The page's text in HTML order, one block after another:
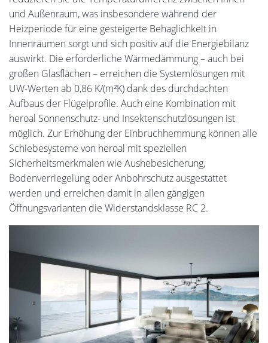
und Außenraum, was insbesondere während der
Heizperiode für eine gesteigerte Behaglichkeit in
Innenräumen sorgt und sich positiv auf die Energiebilanz
auswirkt. Die erforderliche Wärmedämmung – auch bei
großen Glasflächen – erreichen die Systemlösungen mit
UW-Werten ab 0,86 K/(m²K) dank des durchdachten
Aufbaus der Flügelprofile. Auch eine Kombination mit
heroal Sonnenschutz- und Insektenschutzlösungen ist
möglich. Zur Erhöhung der Einbruchhemmung können alle
Schiebesysteme von heroal mit speziellen
Sicherheitsmerkmalen wie Aushebesicherung,
Bodenverriegelung oder Anbohrschutz ausgestattet
werden und erreichen damit in allen gängigen
Öffnungsvarianten die Widerstandsklasse RC 2.